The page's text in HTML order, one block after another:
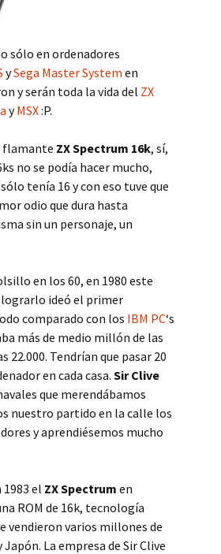
sólo en ordenadores
ySega Master System en
y serán toda la vida del ZX
yMSX:P.
flamante ZX Spectrum 16k, sí,
no se podía hacer mucho,
tenía 16 y con eso tuve que
odio que dura hasta
sin un personaje, un
en los 60, en 1980 este
lograrlo ideó el primer
comparado con los IBM PC‘s
más de medio millón de las
22.000. Tendrían que pasar 20
en cada casa.Sir Clive
que merendábamos
nuestro partido en la calle los
y aprendiésemos mucho
el ZX Spectrum en
ROM de 16k, tecnología
vendieron varios millones de
La empresa de Sir Clive